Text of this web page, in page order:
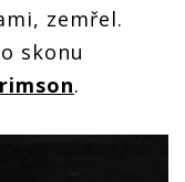
zemřel.
skonu
.